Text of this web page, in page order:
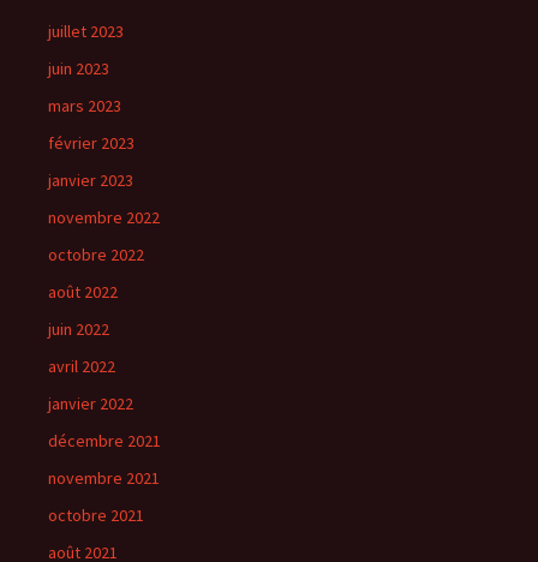
juillet 2023
juin 2023
mars 2023
février 2023
janvier 2023
novembre 2022
octobre 2022
août 2022
juin 2022
avril 2022
janvier 2022
décembre 2021
novembre 2021
octobre 2021
août 2021